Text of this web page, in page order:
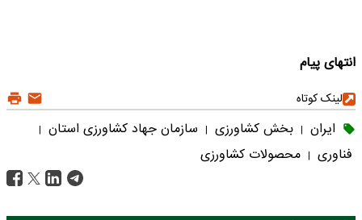
انتهای پیام
لینک کوتاه
ایران | بخش کشاورزی | سازمان جهاد کشاورزی استان |
فناوری | محصولات کشاورزی